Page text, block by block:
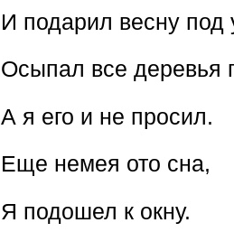
И подарил весну под
Осыпал все деревья
А я его и не просил.
Еще немея ото сна,
Я подошел к окну.